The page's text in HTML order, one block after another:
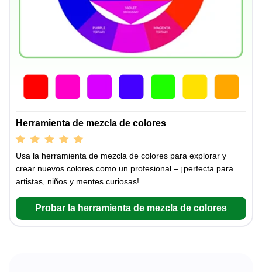
Herramienta de mezcla de colores
Usa la herramienta de mezcla de colores para explorar y
crear nuevos colores como un profesional – ¡perfecta para
artistas, niños y mentes curiosas!
Probar la herramienta de mezcla de colores